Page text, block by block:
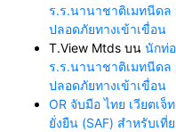
ร.ร.นานาชาติเมทนีดล
ปลอดภัยทางเข้าเขื่อน
T.View Mtds บน นักท่
ร.ร.นานาชาติเมทนีดล
ปลอดภัยทางเข้าเขื่อน
OR จับมือ ไทย เวียตเ
ยั่งยืน (SAF) สำหรับเที่